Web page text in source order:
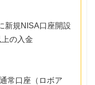
新規NISA口座開設
の入金
常口座（ロボア